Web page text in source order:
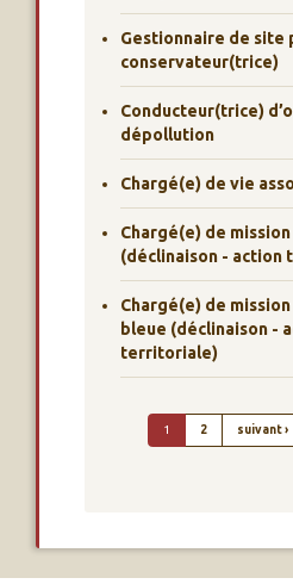
Gestionnaire de site
conservateur(trice)
Conducteur(trice)
dépollution
Chargé(e) de vie
Chargé(e) de
(déclinaison -
Chargé(e) de
bleue (déclinaison -
territoriale)
1 2 suivant ›